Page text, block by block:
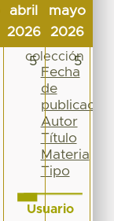
abril
2026
mayo
2026
5 5
Materia
Tipo
colección
Fecha
de
publicación
Autor
Título
Materia
Tipo
Usuario